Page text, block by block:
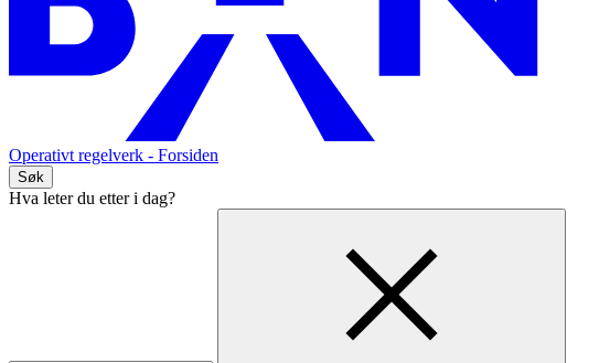
Operativt regelverk - Forsiden
Søk
Hva leter du etter i dag?